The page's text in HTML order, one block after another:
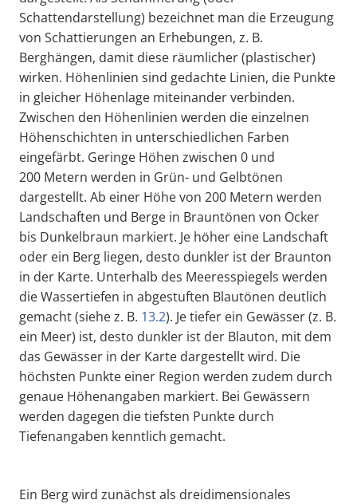
Schattendarstellung) bezeichnet man die Erzeugung
von Schattierungen an Erhebungen, z. B.
Berghängen, damit diese räumlicher (plastischer)
wirken. Höhenlinien sind gedachte Linien, die Punkte
in gleicher Höhenlage miteinander verbinden.
Zwischen den Höhenlinien werden die einzelnen
Höhenschichten in unterschiedlichen Farben
eingefärbt. Geringe Höhen zwischen 0 und
200 Metern werden in Grün- und Gelbtönen
dargestellt. Ab einer Höhe von 200 Metern werden
Landschaften und Berge in Brauntönen von Ocker
bis Dunkelbraun markiert. Je höher eine Landschaft
oder ein Berg liegen, desto dunkler ist der Braunton
in der Karte. Unterhalb des Meeresspiegels werden
die Wassertiefen in abgestuften Blautönen deutlich
gemacht (siehe z. B. 13.2). Je tiefer ein Gewässer (z. B.
ein Meer) ist, desto dunkler ist der Blauton, mit dem
das Gewässer in der Karte dargestellt wird. Die
höchsten Punkte einer Region werden zudem durch
genaue Höhenangaben markiert. Bei Gewässern
werden dagegen die tiefsten Punkte durch
Tiefenangaben kenntlich gemacht.
Ein Berg wird zunächst als dreidimensionales